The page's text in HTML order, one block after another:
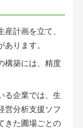
計画を立て、
ります。
構築には、精度
る企業では、生
営分析支援ソフ
きた圃場ごとの